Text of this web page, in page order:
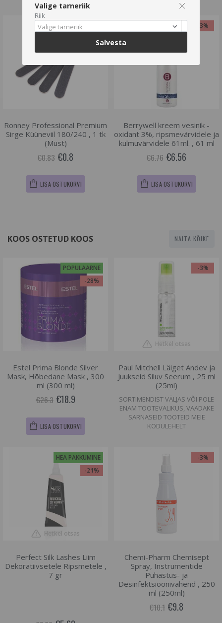
Ronney Professional Premium
Sirge Küüneviil 180/240 , 1 tk
(Must)
€0.83 €0.8
LISA OSTUKORVI
-3%
Berrywell kreem vesinik -
oxidant 3%, ripsmevärvidele ja
kulmuvärvidele 61ml. , 61 ml
€6.76 €6.56
LISA OSTUKORVI
KOOS OSTETUD KOOS NAITA KÕIKE
POPULAARNE
-28%
Estel Prima Blonde Silver
Mask, Hõbedane Mask , 300
ml (300 ml)
€26.3 €18.9
LISA OSTUKORVI
-3%
Hetkel otsas
Paul Mitchell Läiget Andev ja
Juukseid Siluv Seerum , 25 ml
(25ml)
SORTIMENDIST VÄLJAS VÕI POLE
ENAM TOOTEVALIKUS, VAADAKE
SARNASEID TOOTEID MEIE
KODULEHELT
HEA PAKKUMINE
-21%
Hetkel otsas
Perfect Silk Lashes Liim
Dekoratiivsetele Ripsmetele ,
7 gr
-3%
Chemi-Pharm Chemisept
Spray, Instrumentide
Puhastus- ja
Desinfektsioonivahend , 250
ml (250ml)
€10.1 €9.8
Valige tarneriik
Riik
Valige tarneriik
Salvesta